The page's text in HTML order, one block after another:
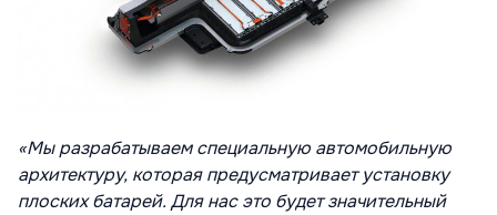
«Мы разрабатываем специальную автомобильную
архитектуру, которая предусматривает установку
плоских батарей. Для нас это будет значительный